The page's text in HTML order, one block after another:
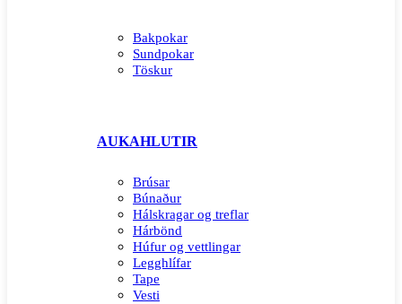
Bakpokar
Sundpokar
Töskur
AUKAHLUTIR
Brúsar
Búnaður
Hálskragar og treflar
Hárbönd
Húfur og vettlingar
Legghlífar
Tape
Vesti